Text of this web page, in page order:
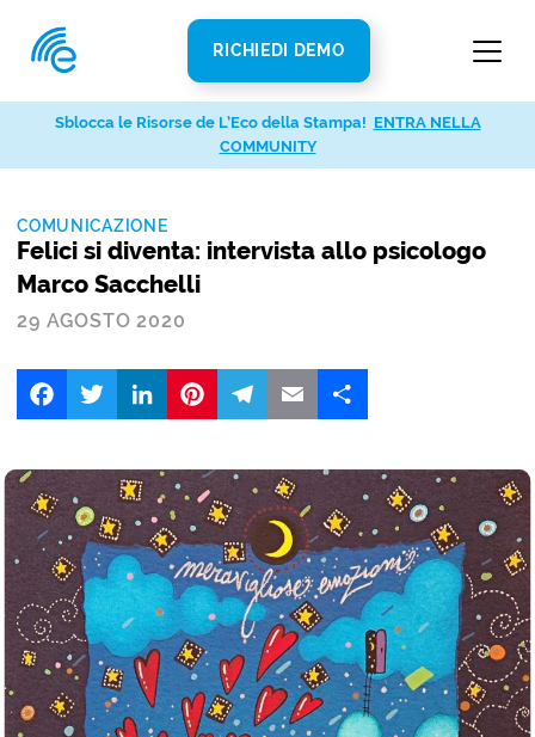
RICHIEDI DEMO
COMUNICAZIONE
Felici si diventa: intervista allo psicologo
Marco Sacchelli
29 AGOSTO 2020
FacebookTwitter LinkedIn
Sblocca le Risorse de L’Eco della Stampa! ENTRA NELLA
COMMUNITY